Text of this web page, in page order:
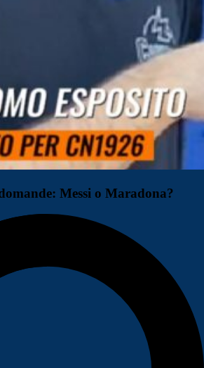
Messi o Maradona?